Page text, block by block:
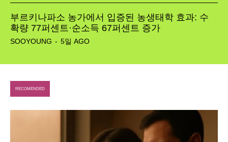
부르키나파소 농가에서 입증된 농생태학 효과: 수
확량 77퍼센트·순소득 67퍼센트 증가
SOOYOUNG - 5일 AGO
RECOMENDED